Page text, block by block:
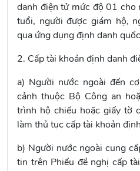
danh điện tử mức độ 01
tuổi, người được giám hộ,
qua ứng dụng định danh
2. Cấp tài khoản định danh
a) Người nước ngoài đến
cảnh thuộc Bộ Công an
trình hộ chiếu hoặc giấy tờ
làm thủ tục cấp tài khoản
b) Người nước ngoài cung
tin trên Phiếu đề nghị cấp